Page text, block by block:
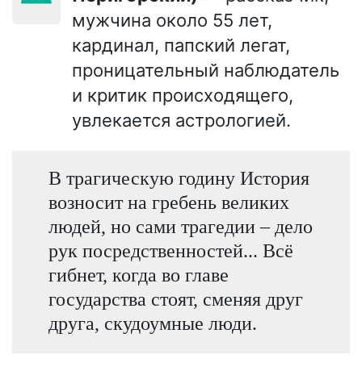
мужчина около 55 лет,
кардинал, папский легат,
проницательный наблюдатель
и критик происходящего,
увлекается астрологией.
В трагическую годину История
возносит на гребень великих
людей, но сами трагедии – дело
рук посредственностей... Всё
гибнет, когда во главе
государства стоят, сменяя друг
друга, скудоумные люди.